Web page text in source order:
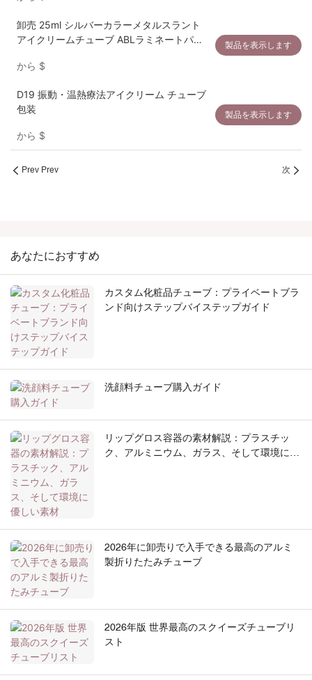
卸売 25ml シルバーカラーメタルスラント
アイクリームチューブ ABLラミネートパッ
から $
製品を表示します
D19 振動・温熱療法アイクリーム チューブ
包装
から $
製品を表示します
Prev Prev 次
あなたにおすすめ
カスタム化粧品チューブ：プライベートブラ
ンド向けステップバイステップガイド
洗顔料チューブ購入ガイド
リップグロス容器の素材解説：プラスチッ
ク、アルミニウム、ガラス、そして環境に優
2026年に卸売りで入手できる最高のアルミ
製折りたたみチューブ
2026年版 世界最高のスクイーズチューブリ
スト